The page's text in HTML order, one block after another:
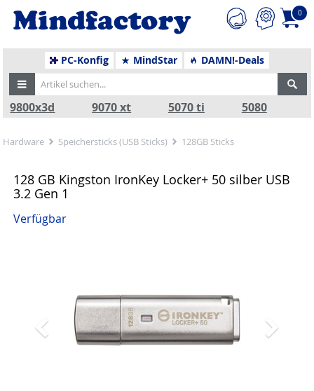
0
PC-Konfig MindStar DAMN!-Deals
9800x3d 9070 xt 5070 ti 5080
Hardware Speichersticks (USB Sticks) 128GB Sticks
128 GB Kingston IronKey Locker+ 50 silber USB
3.2 Gen 1
Verfügbar